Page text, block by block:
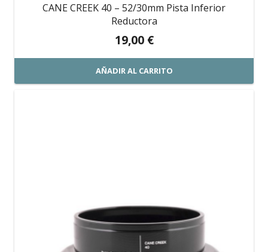
CANE CREEK 40 – 52/30mm Pista Inferior
Reductora
19,00 €
AÑADIR AL CARRITO